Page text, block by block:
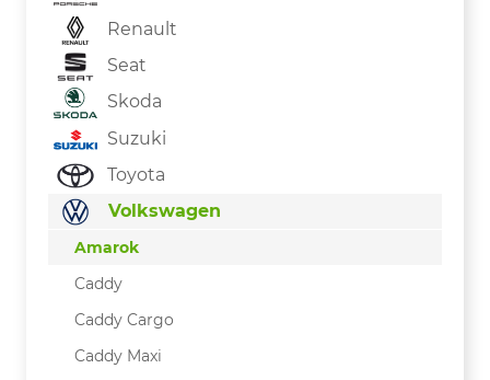
Renault
Seat
Skoda
Suzuki
Toyota
Volkswagen
Amarok
Caddy
Caddy Cargo
Caddy Maxi